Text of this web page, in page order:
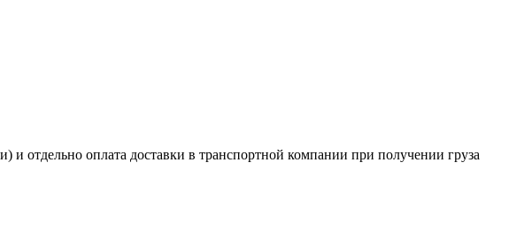
и отдельно оплата доставки в транспортной компании при получении груза